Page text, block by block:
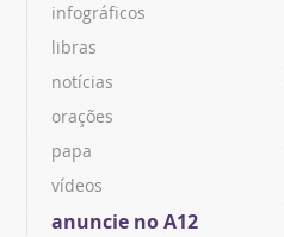
infográficos
libras
notícias
orações
papa
vídeos
anuncie no A12